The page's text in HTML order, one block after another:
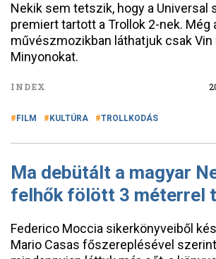
Nekik sem tetszik, hogy a Universal
premiert tartott a Trollok 2-nek. Még
művészmozikban láthatjuk csak Vin
Minyonokat.
INDEX
FILM KULTÚRA TROLLKODÁS
Ma debütált a magyar
felhők fölött 3 méterrel
Federico Moccia sikerkönyveiből
Mario Casas főszereplésével